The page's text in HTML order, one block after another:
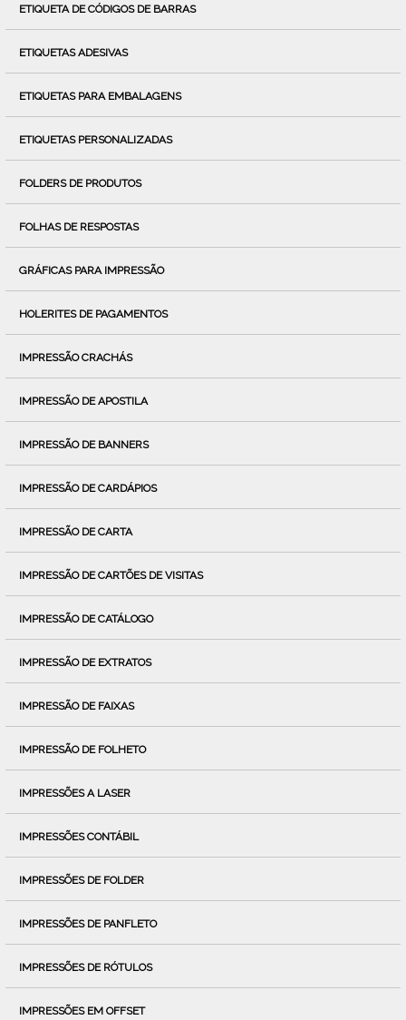
ETIQUETA DE CÓDIGOS DE BARRAS
ETIQUETAS ADESIVAS
ETIQUETAS PARA EMBALAGENS
ETIQUETAS PERSONALIZADAS
FOLDERS DE PRODUTOS
FOLHAS DE RESPOSTAS
GRÁFICAS PARA IMPRESSÃO
HOLERITES DE PAGAMENTOS
IMPRESSÃO CRACHÁS
IMPRESSÃO DE APOSTILA
IMPRESSÃO DE BANNERS
IMPRESSÃO DE CARDÁPIOS
IMPRESSÃO DE CARTA
IMPRESSÃO DE CARTÕES DE VISITAS
IMPRESSÃO DE CATÁLOGO
IMPRESSÃO DE EXTRATOS
IMPRESSÃO DE FAIXAS
IMPRESSÃO DE FOLHETO
IMPRESSÕES A LASER
IMPRESSÕES CONTÁBIL
IMPRESSÕES DE FOLDER
IMPRESSÕES DE PANFLETO
IMPRESSÕES DE RÓTULOS
IMPRESSÕES EM OFFSET